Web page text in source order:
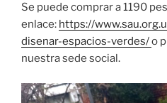
Se puede comprar a 1190
enlace: https://
disenar-espacios-verdes/o
nuestra sede social.